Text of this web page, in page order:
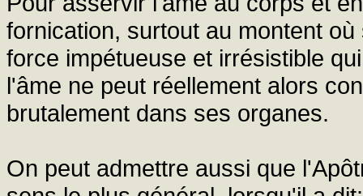
fornication, surtout au montent
force impétueuse et irrésistible
l'âme ne peut réellement alors
brutalement dans ses organes.
On peut admettre aussi que